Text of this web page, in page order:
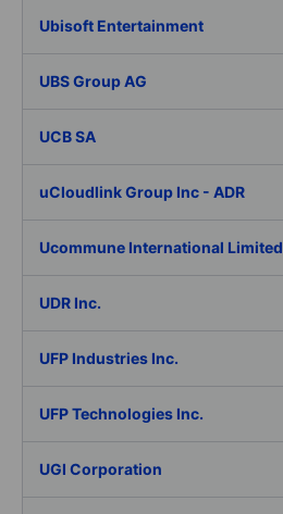
Ubisoft Entertainment
UBS Group AG
UCB SA
uCloudlink Group Inc - ADR
Ucommune International Limited
UDR Inc.
UFP Industries Inc.
UFP Technologies Inc.
UGI Corporation